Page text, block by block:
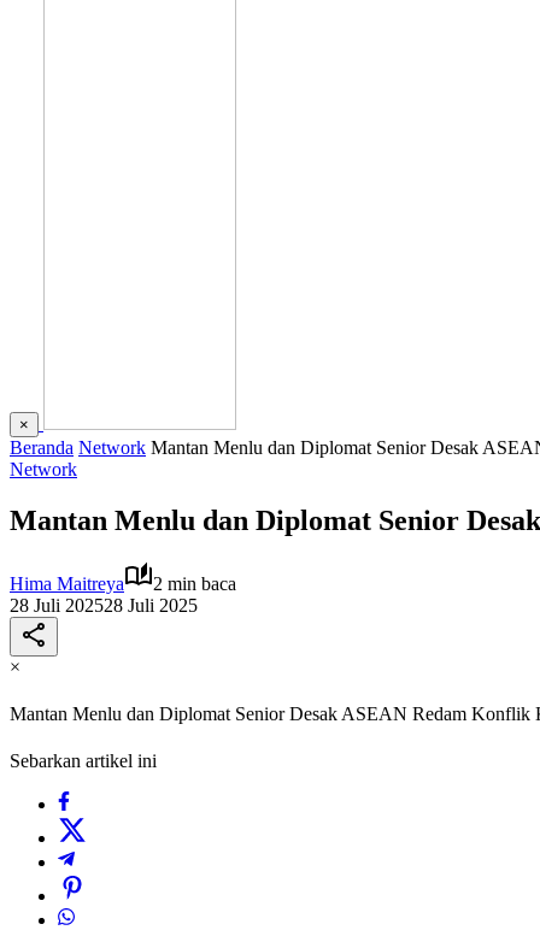
×
Beranda Network Mantan Menlu dan Diplomat Senior Desak
Network
Mantan Menlu dan Diplomat Senior
Hima Maitreya
2 min baca
28 Juli 202528 Juli 2025
×
Mantan Menlu dan Diplomat Senior Desak ASEAN Redam Konflik
Sebarkan artikel ini